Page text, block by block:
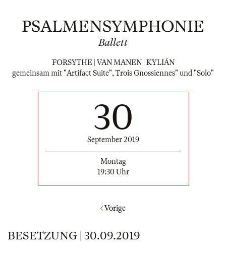
PSALMENSYMPHONIE
Ballett
FORSYTHE | VAN MANEN | KYLIÁN
gemeinsam mit "Artifact Suite", Trois Gnossiennes" und "Solo"
30
September 2019
Montag
19:30 Uhr
Vorige
BESETZUNG | 30.09.2019